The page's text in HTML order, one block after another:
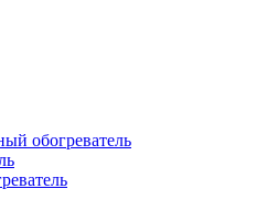
обогреватель